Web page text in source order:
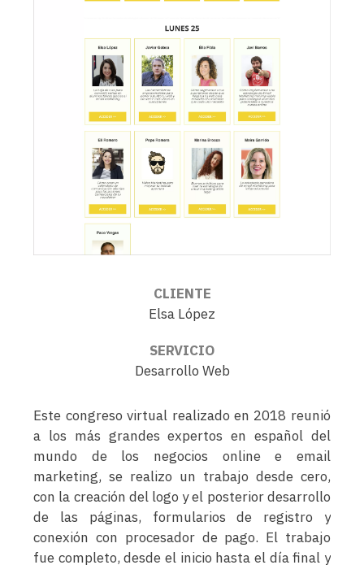
CLIENTE
Elsa López
SERVICIO
Desarrollo Web
Este congreso virtual realizado en 2018 reunió
a los más grandes expertos en español del
mundo de los negocios online e email
marketing, se realizo un trabajo desde cero,
con la creación del logo y el posterior desarrollo
de las páginas, formularios de registro y
conexión con procesador de pago. El trabajo
fue completo, desde el inicio hasta el día final y